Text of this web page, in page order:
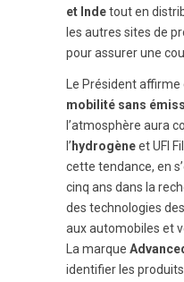
et Indetout en
les autres sites de
pour assurer une
Le Président affirme
mobilité sans
l’atmosphère aura
l’ hydrogèneet UFI
cette tendance, en
cinq ans dans la
des technologies
aux automobiles et
La marque
identifier les